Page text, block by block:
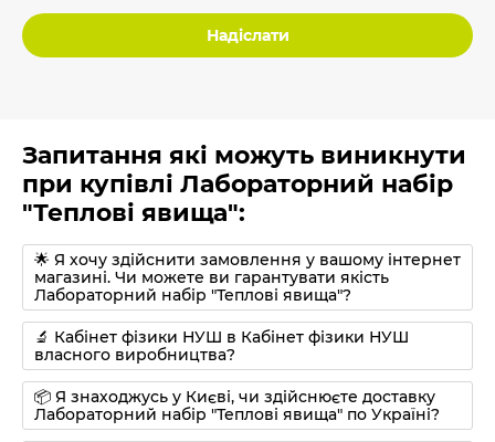
Надіслати
Запитання які можуть виникнути
при купівлі Лабораторний набір
"Теплові явища":
🌟 Я хочу здійснити замовлення у вашому інтернет
магазині. Чи можете ви гарантувати якість
Лабораторний набір "Теплові явища"?
🔬 Кабінет фізики НУШ в Кабінет фізики НУШ
власного виробництва?
📦 Я знаходжусь у Києві, чи здійснюєте доставку
Лабораторний набір "Теплові явища" по Україні?